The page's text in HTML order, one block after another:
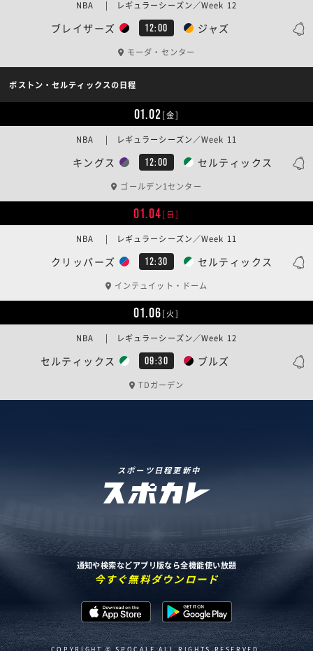
ブレイザーズ 12:00 ジャズ
NBA | レギュラーシーズン／Week 12
モーダ・センター
ボストン・セルティックスの日程
01.02[金]
キングス 12:00 セルティックス
NBA | レギュラーシーズン／Week 11
ゴールデン1センター
01.04[日]
クリッパーズ 12:30 セルティックス
NBA | レギュラーシーズン／Week 11
インテュイット・ドーム
01.06[火]
セルティックス 09:30 ブルズ
NBA | レギュラーシーズン／Week 12
TDガーデン
スポーツ日程更新中
通知や検索などアプリ版なら全機能使い放題
今すぐ無料ダウンロード